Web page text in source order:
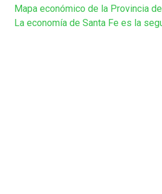
Mapa económico de la Provincia
La economía de Santa Fe es la